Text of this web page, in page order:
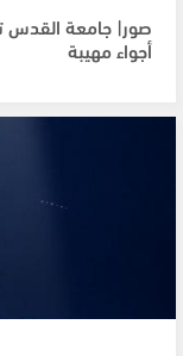
أجواء مهيبة